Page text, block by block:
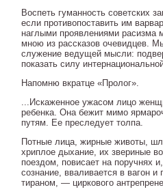
Воспеть гуманность советских
если противопоставить им
наглыми проявлениями расизма
мною из рассказов очевидцев.
служение ведущей мысли:
показать силу
Напомню вкратце «Пролог».
...Искаженное ужасом лицо
ребенка. Она бежит мимо
путям. Ее преследует толпа.
Потные лица, жирные животы,
хриплое дыхание, их звериные
поездом, повисает на поручнях
сознание, вваливается в вагон
тираном, — циркового